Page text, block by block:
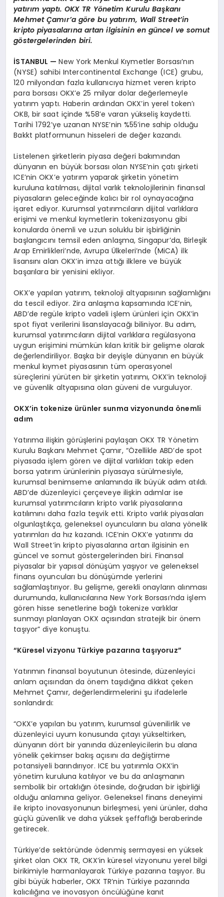
yatırım yaptı. OKX TR Yönetim Kurulu Başkanı
Mehmet Çamır’a göre bu yatırım, Wall Street’in
kripto piyasalarına artan ilgisinin en güncel ve somut
göstergelerinden biri.
İSTANBUL —New York Menkul Kıymetler Borsası’nın
(NYSE) sahibi Intercontinental Exchange (ICE) grubu,
120 milyondan fazla kullanıcıya hizmet veren kripto
para borsası OKX’e 25 milyar dolar değerlemeyle
yatırım yaptı. Haberin ardından OKX’in yerel token’ı
OKB, bir saat içinde %58’e varan yükseliş kaydetti.
Tarihi 1792’ye uzanan NYSE’nin %55’ine sahip olduğu
Bakkt platformunun hisseleri de değer kazandı.
Listelenen şirketlerin piyasa değeri bakımından
dünyanın en büyük borsası olan NYSE’nin çatı şirketi
ICE’nin OKX’e yatırım yaparak şirketin yönetim
kuruluna katılması, dijital varlık teknolojilerinin finansal
piyasaların geleceğinde kalıcı bir rol oynayacağına
işaret ediyor. Kurumsal yatırımcıların dijital varlıklara
erişimi ve menkul kıymetlerin tokenizasyonu gibi
konularda önemli ve uzun soluklu bir işbirliğinin
başlangıcını temsil eden anlaşma, Singapur’da, Birleşik
Arap Emirlikleri’nde, Avrupa Ülkeleri’nde (MiCA) ilk
lisansını alan OKX’in imza attığı ilklere ve büyük
başarılara bir yenisini ekliyor.
OKX’e yapılan yatırım, teknoloji altyapısının sağlamlığını
da tescil ediyor. Zira anlaşma kapsamında ICE’nin,
ABD’de regüle kripto vadeli işlem ürünleri için OKX’in
spot fiyat verilerini lisanslayacağı biliniyor. Bu adım,
kurumsal yatırımcıların dijital varlıklara regülasyona
uygun erişimini mümkün kılan kritik bir gelişme olarak
değerlendiriliyor. Başka bir deyişle dünyanın en büyük
menkul kıymet piyasasının tüm operasyonel
süreçlerini yürüten bir şirketin yatırımı, OKX’in teknoloji
ve güvenlik altyapısına olan güveni de vurguluyor.
OKX’in tokenize ürünler sunma vizyonunda önemli
adım
Yatırıma ilişkin görüşlerini paylaşan OKX TR Yönetim
Kurulu Başkanı Mehmet Çamır, “Özellikle ABD’de spot
piyasada işlem gören ve dijital varlıkları takip eden
borsa yatırım ürünlerinin piyasaya sürülmesiyle,
kurumsal benimseme anlamında ilk büyük adım atıldı.
ABD’de düzenleyici çerçeveye ilişkin adımlar ise
kurumsal yatırımcıların kripto varlık piyasalarına
katılımını daha fazla teşvik etti. Kripto varlık piyasaları
olgunlaştıkça, geleneksel oyuncuların bu alana yönelik
yatırımları da hız kazandı. ICE’nin OKX’e yatırımı da
Wall Street’in kripto piyasalarına artan ilgisinin en
güncel ve somut göstergelerinden biri. Finansal
piyasalar bir yapısal dönüşüm yaşıyor ve geleneksel
finans oyuncuları bu dönüşümde yerlerini
sağlamlaştırıyor. Bu gelişme, gerekli onayların alınması
durumunda, kullanıcılarına New York Borsası’nda işlem
gören hisse senetlerine bağlı tokenize varlıklar
sunmayı planlayan OKX açısından stratejik bir önem
taşıyor” diye konuştu.
“Küresel vizyonu Türkiye pazarına taşıyoruz”
Yatırımın finansal boyutunun ötesinde, düzenleyici
anlam açısından da önem taşıdığına dikkat çeken
Mehmet Çamır, değerlendirmelerini şu ifadelerle
sonlandırdı:
“OKX’e yapılan bu yatırım, kurumsal güvenilirlik ve
düzenleyici uyum konusunda çıtayı yükseltirken,
dünyanın dört bir yanında düzenleyicilerin bu alana
yönelik çekimser bakış açısını da değiştirme
potansiyeli barındırıyor. ICE bu yatırımla OKX’in
yönetim kuruluna katılıyor ve bu da anlaşmanın
sembolik bir ortaklığın ötesinde, doğrudan bir işbirliği
olduğu anlamına geliyor. Geleneksel finans deneyimi
ile kripto inovasyonunun birleşmesi, yeni ürünler, daha
güçlü güvenlik ve daha yüksek şeffaflığı beraberinde
getirecek.
Türkiye’de sektöründe ödenmiş sermayesi en yüksek
şirket olan OKX TR, OKX’in küresel vizyonunu yerel bilgi
birikimiyle harmanlayarak Türkiye pazarına taşıyor. Bu
gibi büyük haberler, OKX TR’nin Türkiye pazarında
kalıcılığına ve inovasyon öncülüğüne kanıt